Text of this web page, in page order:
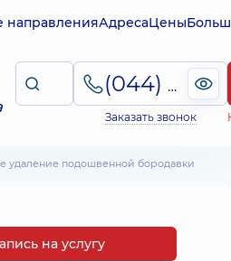
АдресаЦены
(044) 495-2-888
Заказать звонок
удаление подошвенной бородавки
на услугу